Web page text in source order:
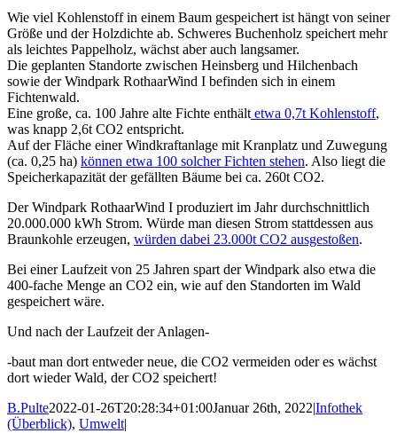
Wie viel Kohlenstoff in einem Baum gespeichert ist hängt von seiner
Größe und der Holzdichte ab. Schweres Buchenholz speichert mehr
als leichtes Pappelholz, wächst aber auch langsamer.
Die geplanten Standorte zwischen Heinsberg und Hilchenbach
sowie der Windpark RothaarWind I befinden sich in einem
Fichtenwald.
Eine große, ca. 100 Jahre alte Fichte enthältetwa 0,7t Kohlenstoff,
was knapp 2,6t CO2 entspricht.
Auf der Fläche einer Windkraftanlage mit Kranplatz und Zuwegung
(ca. 0,25 ha) können etwa 100 solcher Fichten stehen. Also liegt die
Speicherkapazität der gefällten Bäume bei ca. 260t CO2.
Der Windpark RothaarWind I produziert im Jahr durchschnittlich
20.000.000 kWh Strom. Würde man diesen Strom stattdessen aus
Braunkohle erzeugen, würden dabei 23.000t CO2 ausgestoßen.
Bei einer Laufzeit von 25 Jahren spart der Windpark also etwa die
400-fache Menge an CO2 ein, wie auf den Standorten im Wald
gespeichert wäre.
Und nach der Laufzeit der Anlagen-
-baut man dort entweder neue, die CO2 vermeiden oder es wächst
dort wieder Wald, der CO2 speichert!
B.Pulte2022-01-26T20:28:34+01:00Januar 26th, 2022|Infothek
(Überblick), Umwelt|